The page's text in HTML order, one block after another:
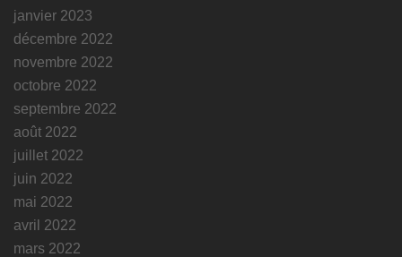
janvier 2023
décembre 2022
novembre 2022
octobre 2022
septembre 2022
août 2022
juillet 2022
juin 2022
mai 2022
avril 2022
mars 2022